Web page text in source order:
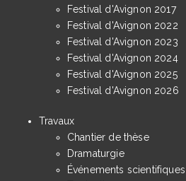
Festival d'Avignon 2017
Festival d'Avignon 2022
Festival d'Avignon 2023
Festival d'Avignon 2024
Festival d'Avignon 2025
Festival d'Avignon 2026
Travaux
Chantier de thèse
Dramaturgie
Événements scientifiques